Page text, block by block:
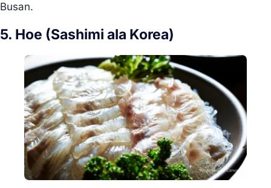
Busan.
5. Hoe (Sashimi ala Korea)